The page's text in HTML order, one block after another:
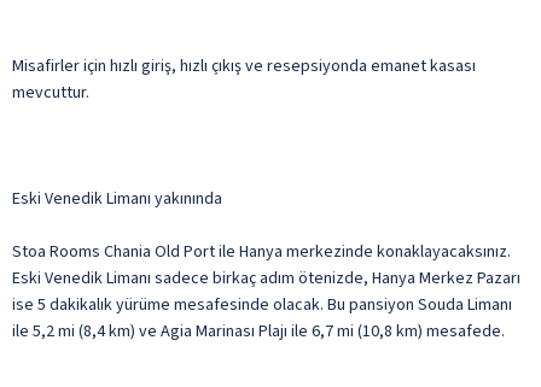
Misafirler için hızlı giriş, hızlı çıkış ve resepsiyonda emanet kasası
mevcuttur.
Eski Venedik Limanı yakınında
Stoa Rooms Chania Old Port ile Hanya merkezinde konaklayacaksınız.
Eski Venedik Limanı sadece birkaç adım ötenizde, Hanya Merkez Pazarı
ise 5 dakikalık yürüme mesafesinde olacak. Bu pansiyon Souda Limanı
ile 5,2 mi (8,4 km) ve Agia Marinası Plajı ile 6,7 mi (10,8 km) mesafede.